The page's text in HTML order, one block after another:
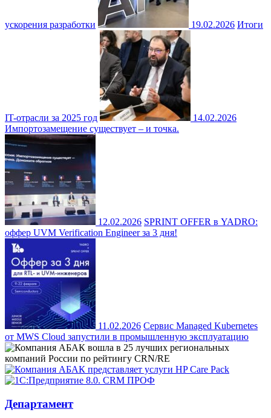
ускорения разработки 19.02.2026 Итоги
IT-отрасли за 2025 год
14.02.2026
Импортозамещение существует – и точка.
12.02.2026 SPRINT OFFER в YADRO:
оффер UVM Verification Engineer за 3 дня!
11.02.2026 Сервис Managed Kubernetes
от MWS Cloud запустили в промышленную эксплуатацию
Департамент